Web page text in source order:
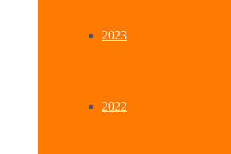
2023
2022